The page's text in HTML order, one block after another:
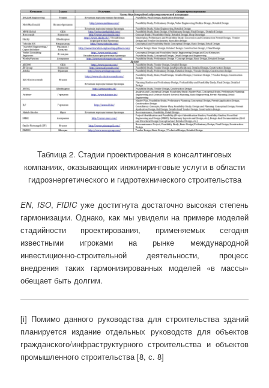
Таблица 2. Стадии проектирования в консалтинговых
компаниях, оказывающих инжиниринговые услуги в области
гидроэнергетического и гидротехнического строительства
EN, ISO,FIDICуже достигнута достаточно высокая степень
гармонизации. Однако, как мы увидели на примере моделей
стадийности проектирования, применяемых сегодня
известными игроками на рынке международной
инвестиционно-строительной деятельности, процесс
внедрения таких гармонизированных моделей «в массы»
обещает быть долгим.
[i] Помимо данного руководства для строительства зданий
планируется издание отдельных руководств для объектов
гражданского/инфраструктурного строительства и объектов
промышленного строительства [8, с. 8]